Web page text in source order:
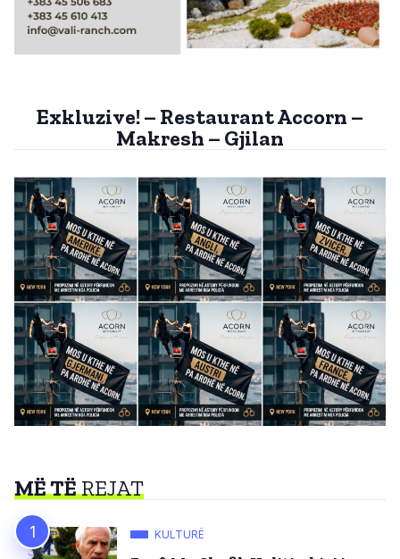
Exkluzive! – Restaurant Accorn –
Makresh – Gjilan
MË TËREJAT
KULTURË